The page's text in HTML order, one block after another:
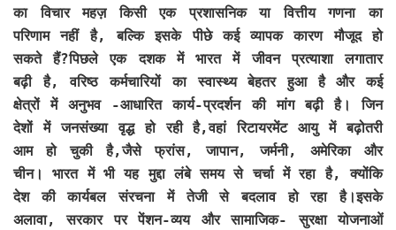
का विचार महज़ किसी एक प्रशासनिक या वित्तीय गणना का
परिणाम नहीं है, बल्कि इसके पीछे कई व्यापक कारण मौजूद हो
सकते हैं?पिछले एक दशक में भारत में जीवन प्रत्याशा लगातार
बढ़ी है, वरिष्ठ कर्मचारियों का स्वास्थ्य बेहतर हुआ है और कई
क्षेत्रों में अनुभव -आधारित कार्य-प्रदर्शन की मांग बढ़ी है। जिन
देशों में जनसंख्या वृद्ध हो रही है,वहां रिटायरमेंट आयु में बढ़ोतरी
आम हो चुकी है,जैसे फ्रांस, जापान, जर्मनी, अमेरिका और
चीन। भारत में भी यह मुद्दा लंबे समय से चर्चा में रहा है, क्योंकि
देश की कार्यबल संरचना में तेजी से बदलाव हो रहा है।इसके
अलावा, सरकार पर पेंशन-व्यय और सामाजिक- सुरक्षा योजनाओं